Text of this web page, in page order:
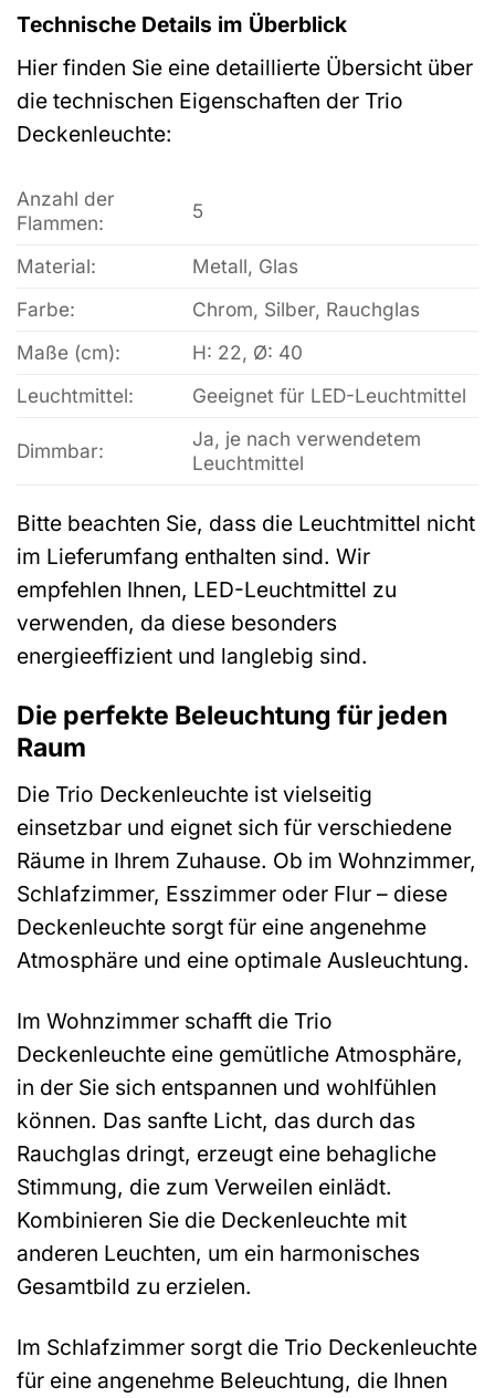
Technische Details im Überblick
Hier finden Sie eine detaillierte Übersicht über
die technischen Eigenschaften der Trio
Deckenleuchte:
Anzahl der
Flammen:
5
Material:
Metall, Glas
Farbe:
Chrom, Silber, Rauchglas
Maße (cm):
H: 22, Ø: 40
Leuchtmittel:
Geeignet für LED-Leuchtmittel
Dimmbar:
Ja, je nach verwendetem
Leuchtmittel
Bitte beachten Sie, dass die Leuchtmittel nicht
im Lieferumfang enthalten sind. Wir
empfehlen Ihnen, LED-Leuchtmittel zu
verwenden, da diese besonders
energieeffizient und langlebig sind.
Die perfekte Beleuchtung für jeden
Raum
Die Trio Deckenleuchte ist vielseitig
einsetzbar und eignet sich für verschiedene
Räume in Ihrem Zuhause. Ob im Wohnzimmer,
Schlafzimmer, Esszimmer oder Flur – diese
Deckenleuchte sorgt für eine angenehme
Atmosphäre und eine optimale Ausleuchtung.
Im Wohnzimmer schafft die Trio
Deckenleuchte eine gemütliche Atmosphäre,
in der Sie sich entspannen und wohlfühlen
können. Das sanfte Licht, das durch das
Rauchglas dringt, erzeugt eine behagliche
Stimmung, die zum Verweilen einlädt.
Kombinieren Sie die Deckenleuchte mit
anderen Leuchten, um ein harmonisches
Gesamtbild zu erzielen.
Im Schlafzimmer sorgt die Trio Deckenleuchte
für eine angenehme Beleuchtung, die Ihnen